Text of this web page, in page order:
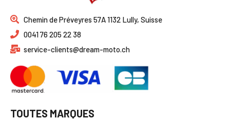
Chemin de Préveyres 57A 1132 Lully, Suisse
0041 76 205 22 38
service-clients@dream-moto.ch
TOUTES MARQUES